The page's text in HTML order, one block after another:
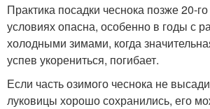
Практика посадки чеснока позже 20-
условиях опасна, особенно в годы с
холодными зимами, когда
успев укорениться, погибает.
Если часть озимого чеснока не
луковицы хорошо сохранились, его